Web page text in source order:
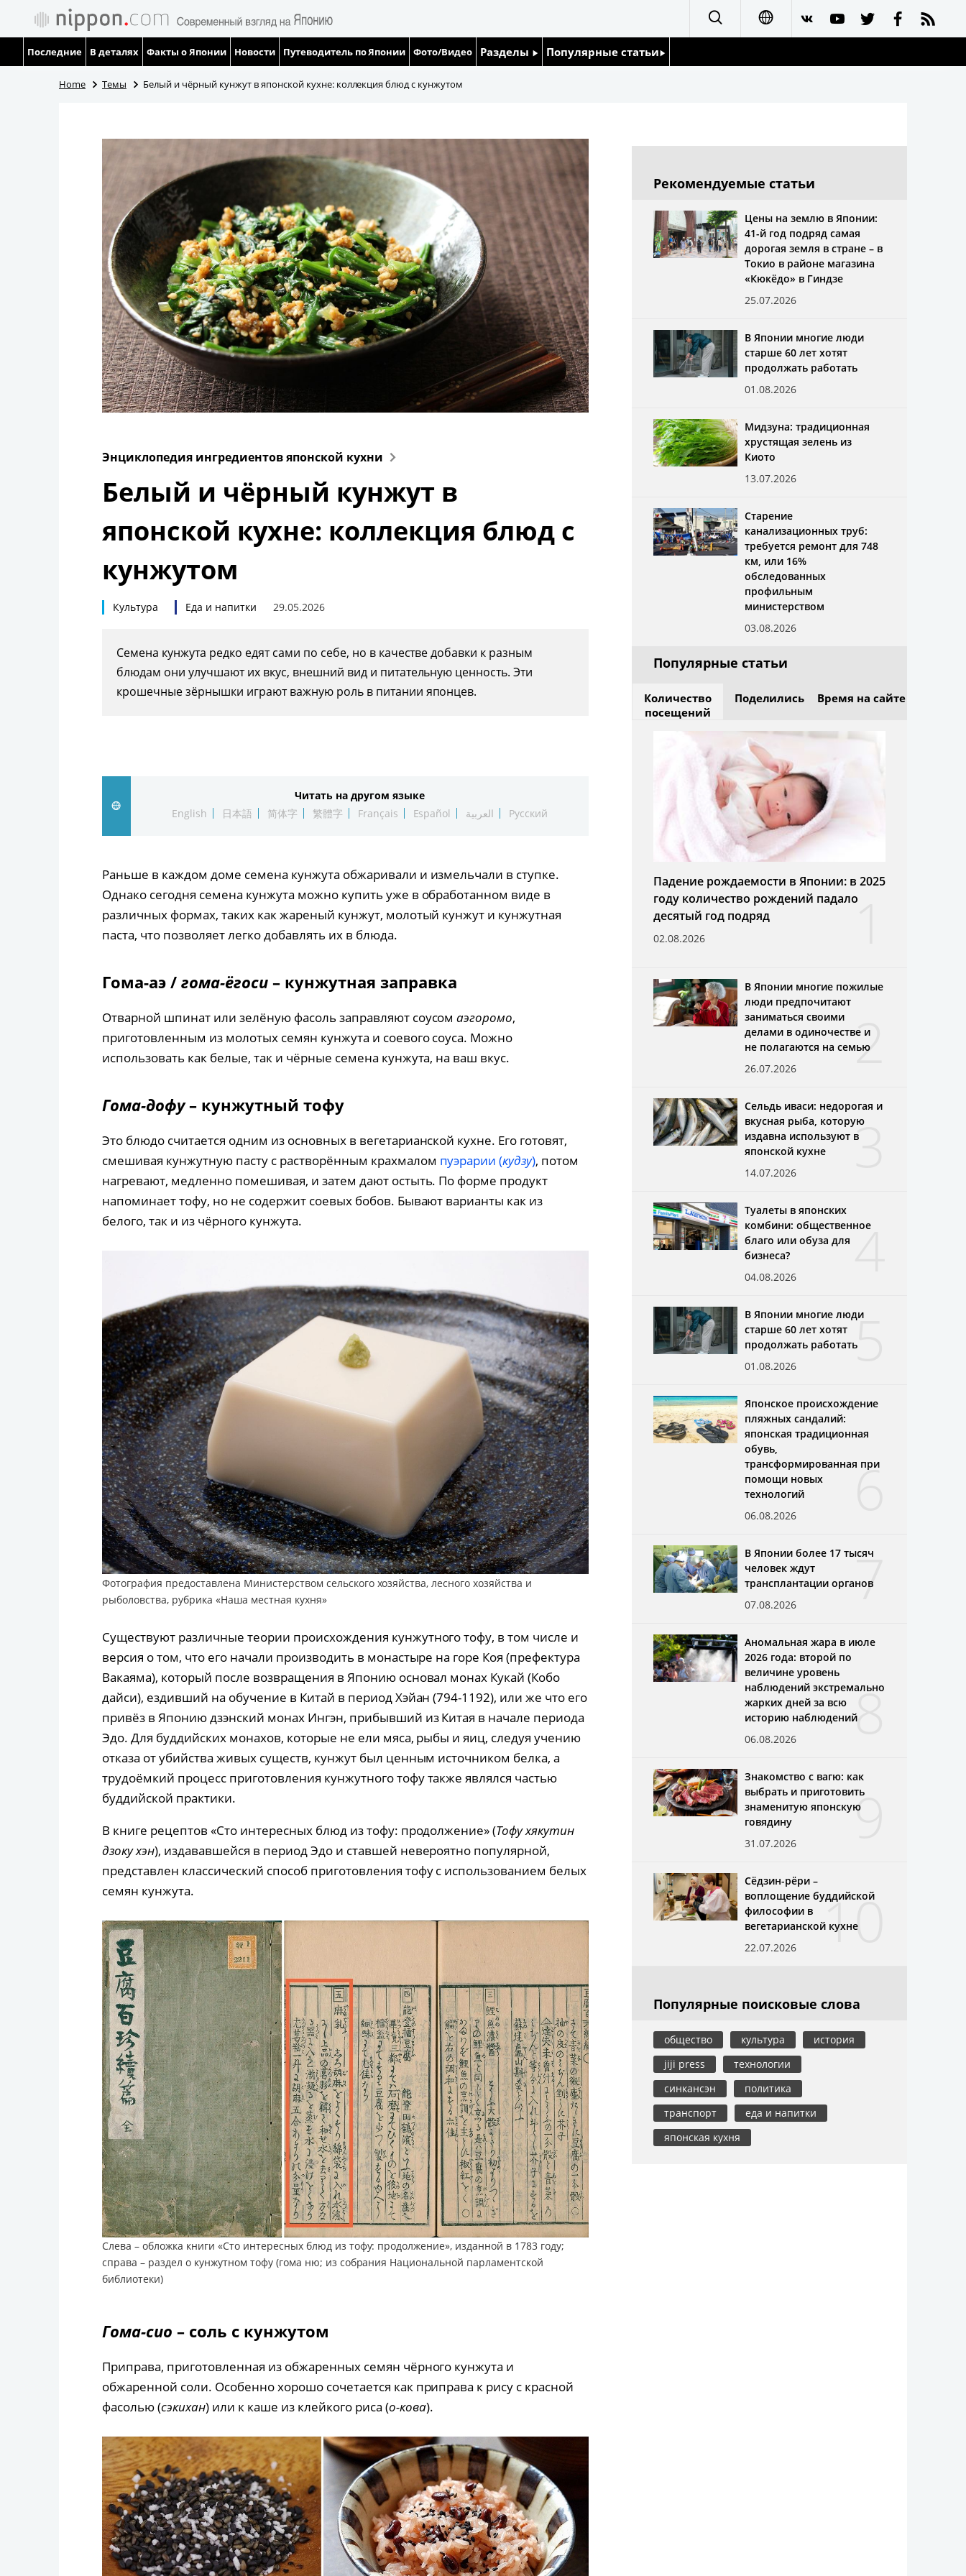
Español
العربية
Последние В деталях Факты о Японии Новости Путеводитель по Японии Фото/Видео Разделы
Политика
Экономика
Общество
Культура
Жизнь
Технологии
Токио
От редакции
Популярные статьи
Семья
Еда и напитки
Home Темы Белый и чёрный кунжут в японской кухне: коллекция блюд с кунжутом
Энциклопедия ингредиентов японской кухни
Белый и чёрный кунжут в
японской кухне: коллекция блюд с
кунжутом
Культура Еда и напитки 29.05.2026
Семена кунжута редко едят сами по себе, но в качестве добавки к разным
блюдам они улучшают их вкус, внешний вид и питательную ценность. Эти
крошечные зёрнышки играют важную роль в питании японцев.
Читать на другом языке
English
日本語 简体字 繁體字 Français Español العربية Русский
Раньше в каждом доме семена кунжута обжаривали и измельчали ​​в ступке.
Однако сегодня семена кунжута можно купить уже в обработанном виде в
различных формах, таких как жареный кунжут, молотый кунжут и кунжутная
паста, что позволяет легко добавлять их в блюда.
Гома-аэ / гома-ёгоси– кунжутная заправка
Отварной шпинат или зелёную фасоль заправляют соусомаэгоромо,
приготовленным из молотых семян кунжута и соевого соуса. Можно
использовать как белые, так и чёрные семена кунжута, на ваш вкус.
Гома-дофу– кунжутный тофу
Это блюдо считается одним из основных в вегетарианской кухне. Его готовят,
смешивая кунжутную пасту с растворённым крахмалом пуэрарии (кудзу), потом
нагревают, медленно помешивая, и затем дают остыть. По форме продукт
напоминает тофу, но не содержит соевых бобов. Бывают варианты как из
белого, так и из чёрного кунжута.
Фотография предоставлена Министерством сельского хозяйства, лесного хозяйства и
рыболовства, рубрика «Наша местная кухня»
Существуют различные теории происхождения кунжутного тофу, в том числе и
версия о том, что его начали производить в монастыре на горе Коя (префектура
Вакаяма), который после возвращения в Японию основал монах Кукай (Кобо
дайси), ездивший на обучение в Китай в период Хэйан (794-1192), или же что его
привёз в Японию дзэнский монах Ингэн, прибывший из Китая в начале периода
Эдо. Для буддийских монахов, которые не ели мяса, рыбы и яиц, следуя учению
отказа от убийства живых существ, кунжут был ценным источником белка, а
трудоёмкий процесс приготовления кунжутного тофу также являлся частью
буддийской практики.
В книге рецептов «Сто интересных блюд из тофу: продолжение» (Тофу хякутин
дзоку хэн), издававшейся в период Эдо и ставшей невероятно популярной,
представлен классический способ приготовления тофу с использованием белых
семян кунжута.
Слева – обложка книги «Сто интересных блюд из тофу: продолжение», изданной в 1783 году;
справа – раздел о кунжутном тофу (гома ню; из собрания Национальной парламентской
библиотеки)
Гома-сио – соль с кунжутом
Приправа, приготовленная из обжаренных семян чёрного кунжута и
обжаренной соли. Особенно хорошо сочетается как приправа к рису с красной
фасолью (сэкихан) или к каше из клейкого риса (о-кова).
Рекомендуемые статьи
Цены на землю в Японии:
41-й год подряд самая
дорогая земля в стране – в
Токио в районе магазина
«Кюкёдо» в Гиндзе
25.07.2026
В Японии многие люди
старше 60 лет хотят
продолжать работать
01.08.2026
Мидзуна: традиционная
хрустящая зелень из
Киото
13.07.2026
Старение
канализационных труб:
требуется ремонт для 748
км, или 16%
обследованных
профильным
министерством
03.08.2026
Популярные статьи
Количество
посещений
Поделились Время на сайте
1
Падение рождаемости в Японии: в 2025
году количество рождений падало
десятый год подряд
02.08.2026
2
В Японии многие пожилые
люди предпочитают
заниматься своими
делами в одиночестве и
не полагаются на семью
26.07.2026
3
Сельдь иваси: недорогая и
вкусная рыба, которую
издавна используют в
японской кухне
14.07.2026
4
Туалеты в японских
комбини: общественное
благо или обуза для
бизнеса?
04.08.2026
5
В Японии многие люди
старше 60 лет хотят
продолжать работать
01.08.2026
6
Японское происхождение
пляжных сандалий:
японская традиционная
обувь,
трансформированная при
помощи новых
технологий
06.08.2026
7
В Японии более 17 тысяч
человек ждут
трансплантации органов
07.08.2026
8
Аномальная жара в июле
2026 года: второй по
величине уровень
наблюдений экстремально
жарких дней за всю
историю наблюдений
06.08.2026
9
Знакомство с вагю: как
выбрать и приготовить
знаменитую японскую
говядину
31.07.2026
10
Сёдзин-рёри –
воплощение буддийской
философии в
вегетарианской кухне
22.07.2026
Популярные поисковые слова
общество культура
история
jiji press
технологии
синкансэн
политика
транспорт
еда и напитки
японская кухня